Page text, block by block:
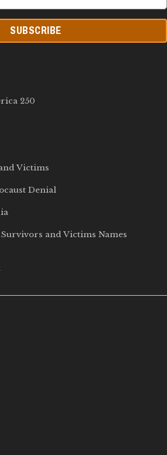
SUBSCRIBE
250
Victims
Denial
and Victims Names